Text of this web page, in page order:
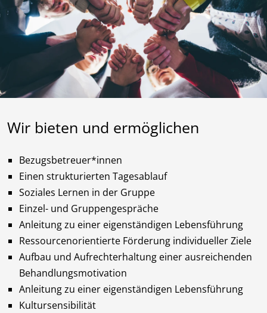
Wir bieten und ermöglichen
Bezugsbetreuer*innen
Einen strukturierten Tagesablauf
Soziales Lernen in der Gruppe
Einzel- und Gruppengespräche
Anleitung zu einer eigenständigen Lebensführung
Ressourcenorientierte Förderung individueller Ziele
Aufbau und Aufrechterhaltung einer ausreichenden
Behandlungsmotivation
Anleitung zu einer eigenständigen Lebensführung
Kultursensibilität